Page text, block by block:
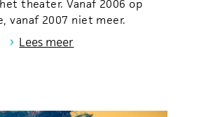
theater. Vanaf 2006 op
vanaf 2007 niet meer.
› Lees meer